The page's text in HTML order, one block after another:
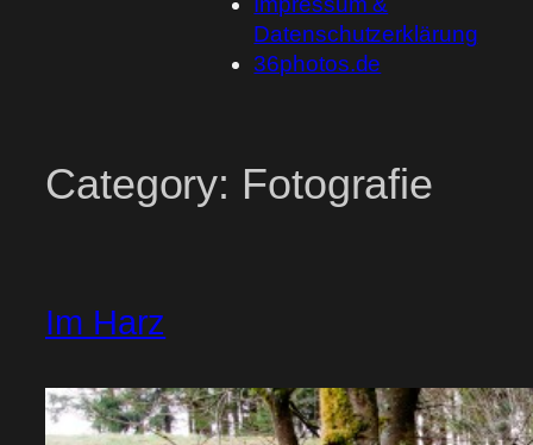
Datenschutzerklärung
36photos.de
Category: Fotografie
Im Harz